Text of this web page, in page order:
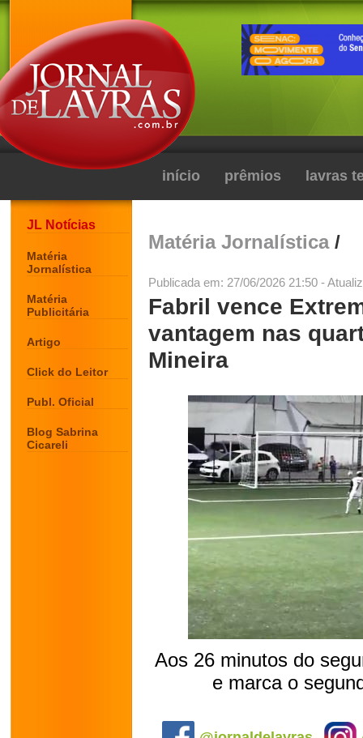
início prêmios lavras
JL Notícias
Matéria
Jornalística
Matéria
Publicitária
Artigo
Click do Leitor
Publ. Oficial
Blog Sabrina
Cicareli
Matéria Jornalística/
Publicada em: 27/06/2026 21:50 -
Fabril vence
vantagem nas
Mineira
Aos 26 minutos do
e marca o